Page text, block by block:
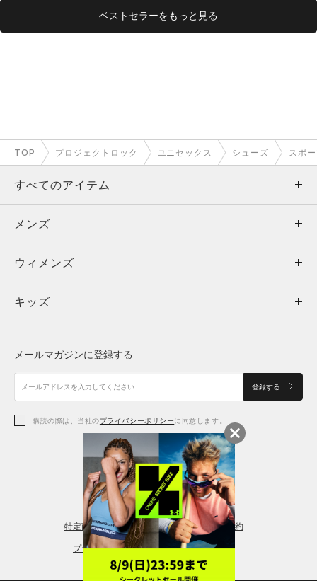
ベストセラーをもっと見る
TOP プロジェクトロック ユニセックス シューズ スポ
すべてのアイテム
メンズ
ウィメンズ
キッズ
アクセサリー
メンズ
トップス
ボトムス
アクセサリー
ウィメンズ
トップス
シューズ
アクセサリー
レギンス＆タイツ
キッズ
シューズ
メールマガジンに登録する
登録する
購読の際は、当社のプライバシーポリシーに同意します。
特定商取引法に基づく通販の表記 会員規約
プライバシーポリシー